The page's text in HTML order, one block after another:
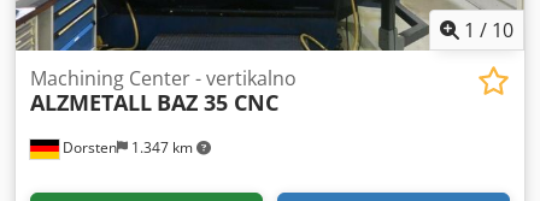
1 / 10
Dorsten 1.347 km
Machining Center - vertikalno
ALZMETALL BAZ 35 CNC